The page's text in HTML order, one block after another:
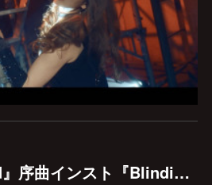
『Praise the Lord』序曲インスト『Blinding』公開します！！